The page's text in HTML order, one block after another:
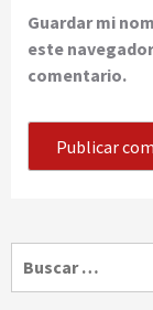
Guardar mi
este
comentario.